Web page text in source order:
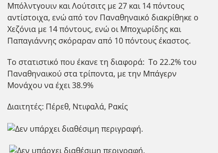
Μπόλντγουιν και Λούτσιτς με 27 και 14 πόντους
αντίστοιχα, ενώ από τον Παναθηναικό διακρίθηκε ο
Χεζόνια με 14 πόντους, ενώ οι Μποχωρίδης και
Παπαγιάννης σκόραραν από 10 πόντους έκαστος.
Το στατιστικό που έκανε τη διαφορά: To 22.2% του
Παναθηναικού στα τρίποντα, με την Μπάγερν
Μονάχου να έχει 38.9%
Διαιτητές: Πέρεθ, Ντιφαλά, Ρακίς